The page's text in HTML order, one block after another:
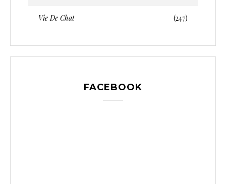
Vie De Chat (247)
FACEBOOK